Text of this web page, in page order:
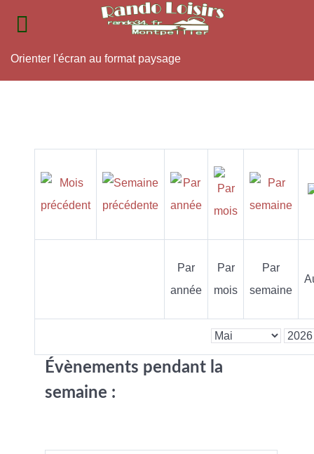
Orienter l'écran au format paysage
Par
année
Par
mois
Par
semaine
Évènements pendant la
semaine :